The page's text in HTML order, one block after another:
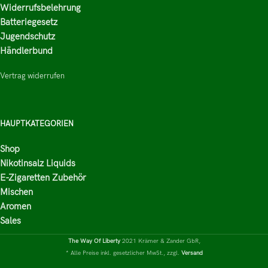
Widerrufsbelehrung
Batteriegesetz
Jugendschutz
Händlerbund
Vertrag widerrufen
HAUPTKATEGORIEN
Shop
Nikotinsalz Liquids
E-Zigaretten Zubehör
Mischen
Aromen
Sales
The Way Of Liberty 2021 Krämer & Zander GbR,
* Alle Preise inkl. gesetzlicher MwSt., zzgl. Versand